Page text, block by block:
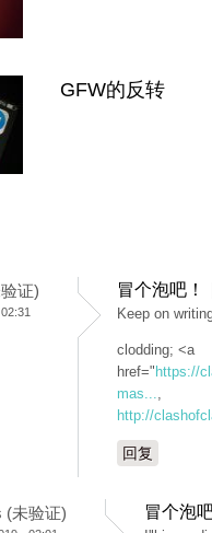
GFW的反转
证) 冒个泡吧！
Keep on
clodding; <a
href=" https://
mas...,
http://
回复
(未验证) 冒个泡